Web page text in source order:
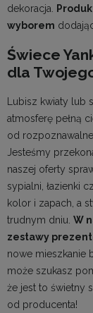
dekoracja.
wyborem
Świece
dla
Lubisz kwiaty lub
atmosferę pełną
od
Jesteśmy
naszej oferty
sypialni, łazienki
kolor i zapach, a
trudnym dniu. W
zestawy
nowe mieszkanie
może szukasz
że jest to świetny
od producenta!